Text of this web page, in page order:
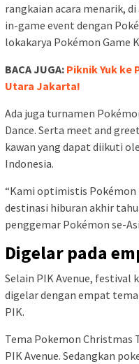
rangkaian acara menarik,
in-game event dengan
lokakarya Pokémon Game
BACA JUGA: Piknik Yuk ke
Utara Jakarta!
Ada juga turnamen
Dance. Serta meet and
kawan yang dapat diikuti
Indonesia.
“Kami optimistis
destinasi hiburan akhir
penggemar Pokémon se-
Digelar pada
Selain PIK Avenue, festival
digelar dengan empat
PIK.
Tema Pokemon Christmas
PIK Avenue. Sedangkan